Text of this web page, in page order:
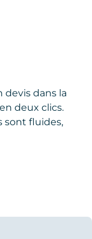
devis dans la
deux clics.
sont fluides,